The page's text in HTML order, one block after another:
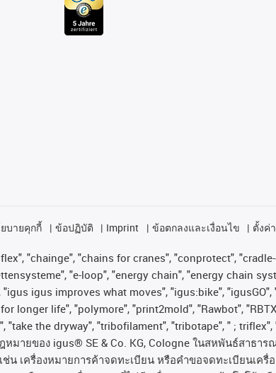
บายคุกกี้ ข้อปฏิบัติ Imprint ข้อตกลงและเงื่อนไข ตั้งค่
"chainge", "chains for cranes", "conprotect",
"e-loop", "energy chain", "energy chain
igus improves what moves", "igus:bike",
longer life", "polymore", "print2mold", "Rawbot",
"take the dryway", "tribofilament", "tribotape", " ;
หมายของ igus® SE & Co. KG, Cologne ในสหพันธ์สาธาร
ช่น เครื่องหมายการค้าจดทะเบียน หรือคำขอจดทะเบียนเครื่